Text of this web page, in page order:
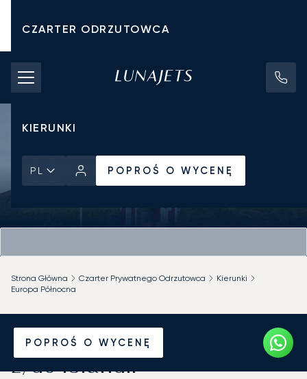
CZARTER ODRZUTOWCA
KOSZTY CZARTERU
PRYWATNE ODRZUTOWCE
KIERUNKI
PL POPROŚ O WYCENĘ
POPROŚ O WYCENĘ
Strona Główna Czarter Prywatnego Odrzutowca
Kierunki
Europa Północna
Wynajmij jet prywatny
z/do Islandii